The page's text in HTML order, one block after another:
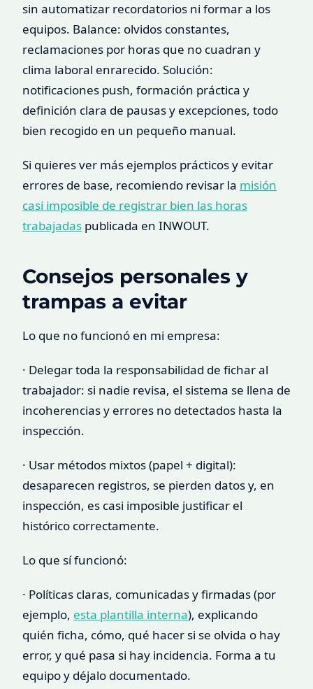
sin automatizar recordatorios ni formar a los
equipos. Balance: olvidos constantes,
reclamaciones por horas que no cuadran y
clima laboral enrarecido. Solución:
notificaciones push, formación práctica y
definición clara de pausas y excepciones, todo
bien recogido en un pequeño manual.
Si quieres ver más ejemplos prácticos y evitar
errores de base, recomiendo revisar la misión
casi imposible de registrar bien las horas
trabajadas publicada en INWOUT.
Consejos personales y
trampas a evitar
Lo que no funcionó en mi empresa:
· Delegar toda la responsabilidad de fichar al
trabajador: si nadie revisa, el sistema se llena de
incoherencias y errores no detectados hasta la
inspección.
· Usar métodos mixtos (papel + digital):
desaparecen registros, se pierden datos y, en
inspección, es casi imposible justificar el
histórico correctamente.
Lo que sí funcionó:
· Políticas claras, comunicadas y firmadas (por
ejemplo, esta plantilla interna), explicando
quién ficha, cómo, qué hacer si se olvida o hay
error, y qué pasa si hay incidencia. Forma a tu
equipo y déjalo documentado.